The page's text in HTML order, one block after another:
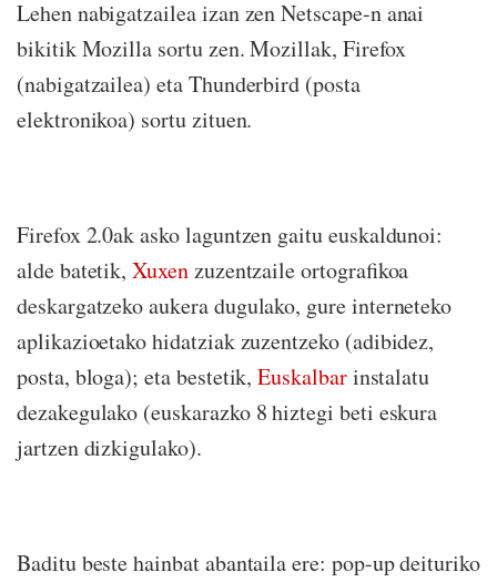
Lehen nabigatzailea izan zen Netscape-n anai
bikitik Mozilla sortu zen. Mozillak, Firefox
(nabigatzailea) eta Thunderbird (posta
elektronikoa) sortu zituen.
Firefox 2.0ak asko laguntzen gaitu euskaldunoi:
alde batetik,Xuxenzuzentzaile ortografikoa
deskargatzeko aukera dugulako, gure interneteko
aplikazioetako hidatziak zuzentzeko (adibidez,
posta, bloga); eta bestetik,Euskalbarinstalatu
dezakegulako (euskarazko 8 hiztegi beti eskura
jartzen dizkigulako).
Baditu beste hainbat abantaila ere: pop-up deituriko